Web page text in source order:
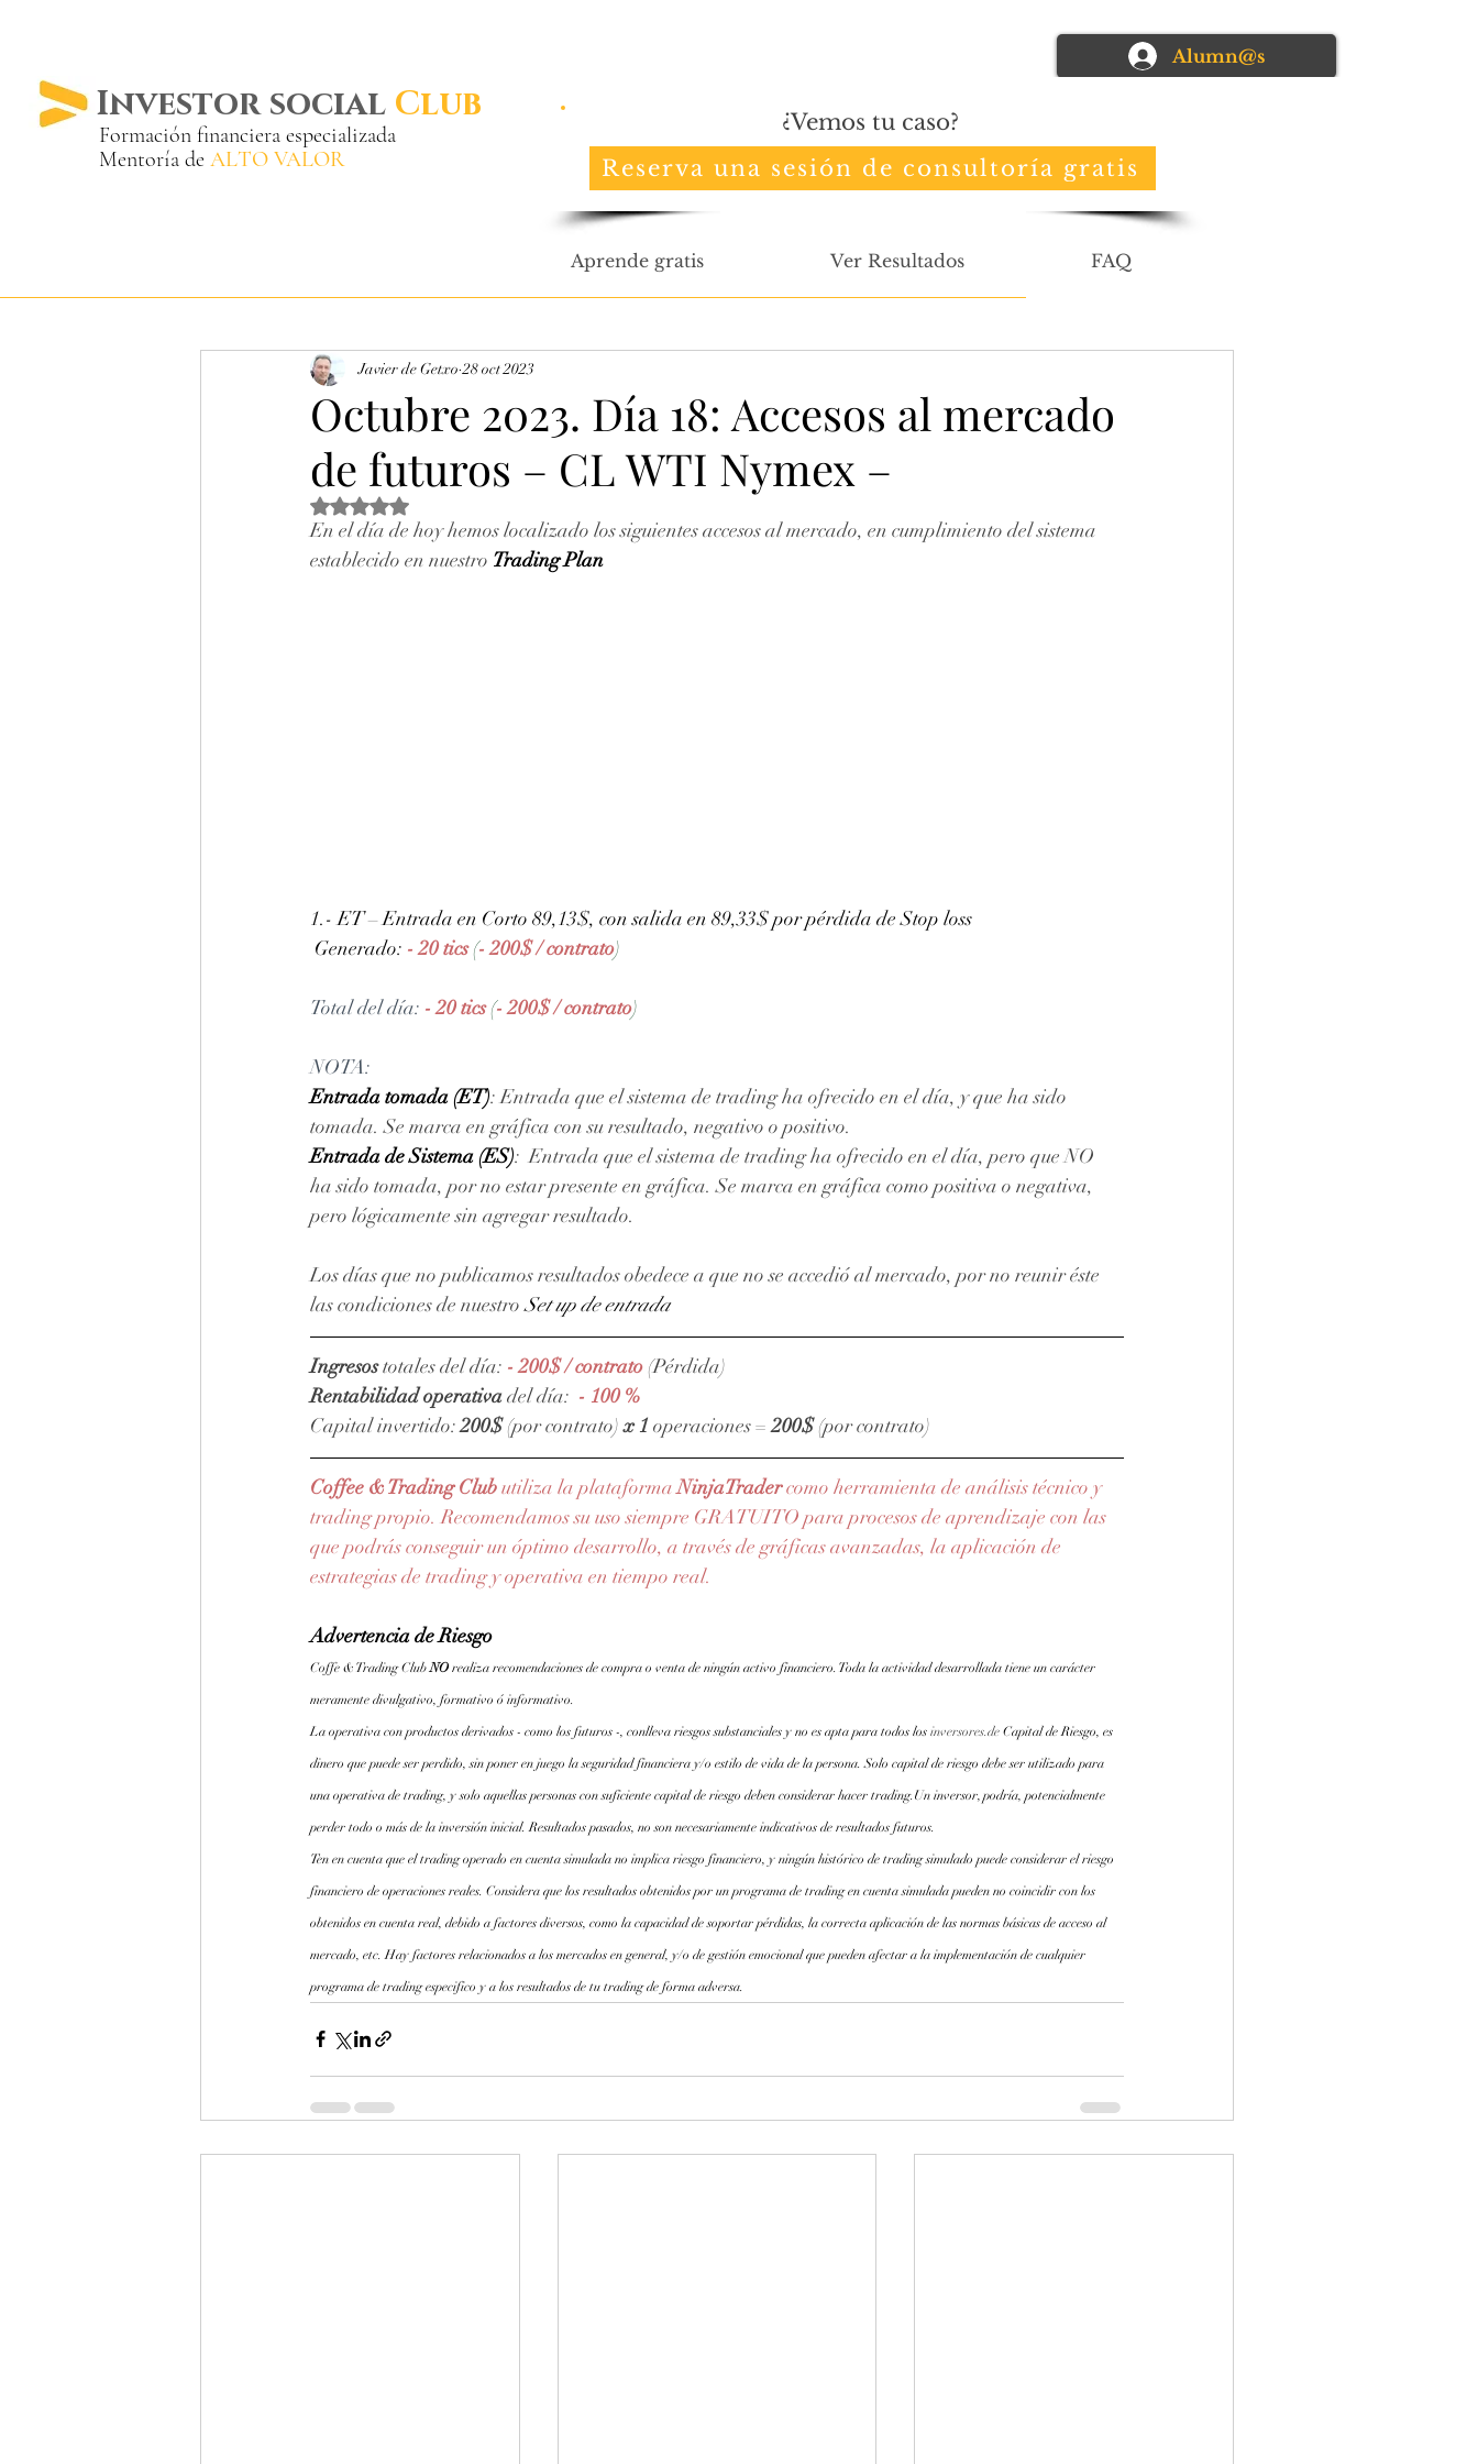
Alumn@s
Investor social Club
Formación financiera especializada
Mentoría de ALTO VALOR
¿Vemos tu caso?
Reserva una sesión de consultoría gratis
Aprende gratis Ver Resultados FAQ
Octubre 2023. Día 18: Accesos al mercado
de futuros – CL WTI Nymex –
Javier de Getxo 28 oct 2023
Obtuvo NaN de 5 estrellas.
En el día de hoy hemos localizado los siguientes accesos al mercado, en cumplimiento del sistema
establecido en nuestro Trading Plan
1.- ET – Entrada en Corto 89,13$, con salida en 89,33$ por pérdida de Stop loss
Generado: - 20 tics (- 200$ / contrato)
Total del día: - 20 tics (- 200$ / contrato)
NOTA:
Entrada tomada (ET): Entrada que el sistema de trading ha ofrecido en el día, y que ha sido
tomada. Se marca en gráfica con su resultado, negativo o positivo.
Entrada de Sistema (ES):  Entrada que el sistema de trading ha ofrecido en el día, pero que NO
ha sido tomada, por no estar presente en gráfica. Se marca en gráfica como positiva o negativa,
pero lógicamente sin agregar resultado.
Los días que no publicamos resultados obedece a que no se accedió al mercado, por no reunir éste
las condiciones de nuestro Set up de entrada
Ingresos totales del día: - 200$ / contrato(Pérdida)
Rentabilidad operativa del día: - 100 %
Capital invertido: 200$ (por contrato) x 1 operaciones = 200$ (por contrato)
Coffee & Trading Club utiliza la plataforma NinjaTradercomo herramienta de análisis técnico y
trading propio. Recomendamos su uso siempre GRATUITO para procesos de aprendizaje con las
que podrás conseguir un óptimo desarrollo, a través de gráficas avanzadas, la aplicación de
estrategias de trading y operativa en tiempo real.
Advertencia de Riesgo
Coffe & Trading Club NO realiza recomendaciones de compra o venta de ningún activo financiero. Toda la actividad desarrollada tiene un carácter
meramente divulgativo, formativo ó informativo.
La operativa con productos derivados - como los futuros -, conlleva riesgos substanciales y no es apta para todos los inversores.de Capital de Riesgo, es
dinero que puede ser perdido, sin poner en juego la seguridad financiera y/o estilo de vida de la persona. Solo capital de riesgo debe ser utilizado para
una operativa de trading, y solo aquellas personas con suficiente capital de riesgo deben considerar hacer trading.Un inversor, podría, potencialmente
perder todo o más de la inversión inicial. Resultados pasados, no son necesariamente indicativos de resultados futuros.
Ten en cuenta que el trading operado en cuenta simulada no implica riesgo financiero, y ningún histórico de trading simulado puede considerar el riesgo
financiero de operaciones reales. Considera que los resultados obtenidos por un programa de trading en cuenta simulada pueden no coincidir con los
obtenidos en cuenta real, debido a factores diversos, como la capacidad de soportar pérdidas, la correcta aplicación de las normas básicas de acceso al
mercado, etc. Hay factores relacionados a los mercados en general, y/o de gestión emocional que pueden afectar a la implementación de cualquier
programa de trading especifico y a los resultados de tu trading de forma adversa.